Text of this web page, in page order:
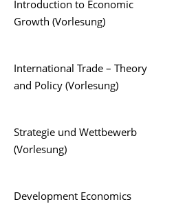
Introduction to Economic
Growth (Vorlesung)
International Trade – Theory
and Policy (Vorlesung)
Strategie und Wettbewerb
(Vorlesung)
Development Economics